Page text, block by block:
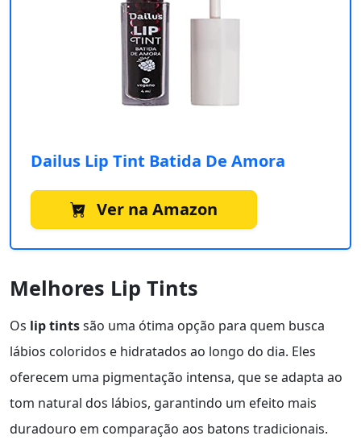
Dailus Lip Tint Batida De Amora
Ver na Amazon
Melhores Lip Tints
Os lip tintssão uma ótima opção para quem busca
lábios coloridos e hidratados ao longo do dia. Eles
oferecem uma pigmentação intensa, que se adapta ao
tom natural dos lábios, garantindo um efeito mais
duradouro em comparação aos batons tradicionais.